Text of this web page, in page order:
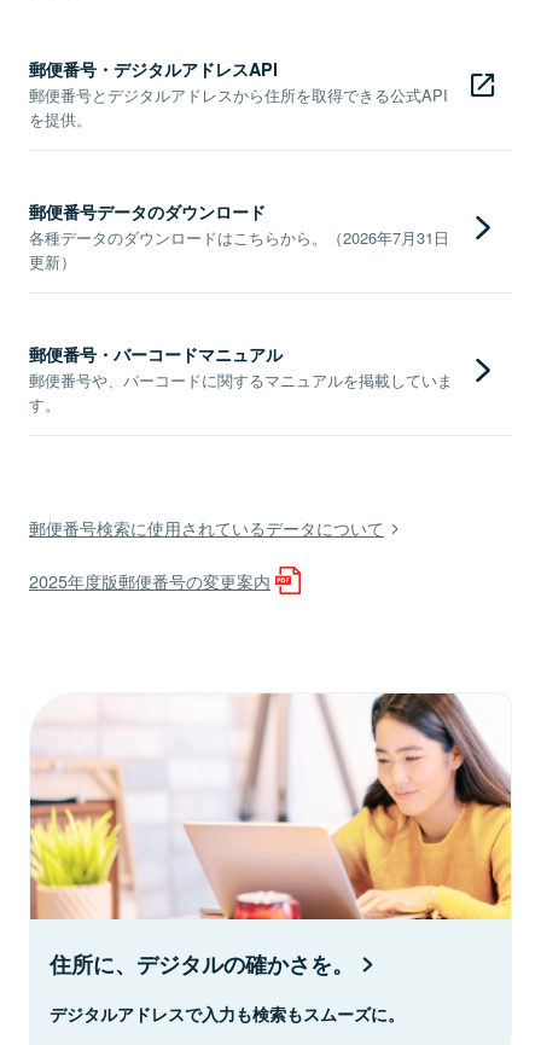
郵便番号・デジタルアドレスAPI
郵便番号とデジタルアドレスから住所を取得できる公式API
を提供。
郵便番号データのダウンロード
各種データのダウンロードはこちらから。（2026年7月31日
更新）
郵便番号・バーコードマニュアル
郵便番号や、バーコードに関するマニュアルを掲載していま
す。
郵便番号検索に使用されているデータについて
2025年度版郵便番号の変更案内
住所に、デジタルの確かさを。
デジタルアドレスで入力も検索もスムーズに。